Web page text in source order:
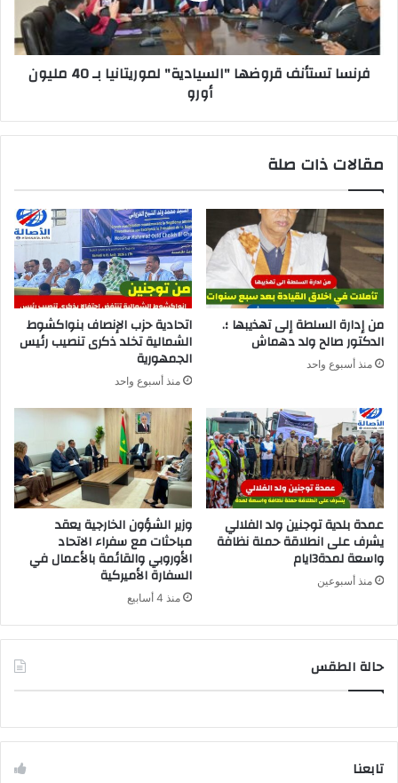
فرنسا تستأنف قروضها "السيادية" لموريتانيا بـ 40 مليون
أورو
مقالات ذات صلة
من إدارة السلطة إلى تهذيبها ؛.
الدكتور صالح ولد دهماش
منذ أسبوع واحد
اتحادية حزب الإنصاف بنواكشوط
الشمالية تخلد ذكرى تنصيب رئيس
الجمهورية
منذ أسبوع واحد
عمدة بلدية توجنين ولد الفلالي
يشرف على انطلاقة حملة نظافة
واسعة لمدة3ايام
منذ أسبوعين
وزير الشؤون الخارجية يعقد
مباحثات مع سفراء الاتحاد
الأوروبي والقائمة بالأعمال في
السفارة الأميركية
منذ 4 أسابيع
حالة الطقس
تابعنا